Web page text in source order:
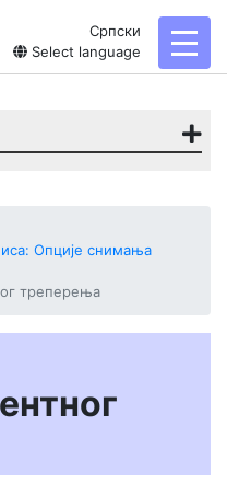
Српски
Select language
Опције снимања
треперења